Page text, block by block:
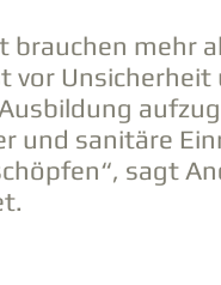
brauchen mehr
vor
und sanitäre
sagt